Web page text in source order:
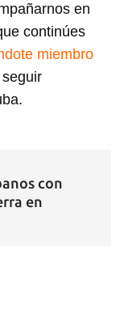
en
continúes
miembro
con
en